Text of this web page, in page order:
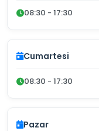
08:30 - 17:30
Cumartesi
08:30 - 17:30
Pazar